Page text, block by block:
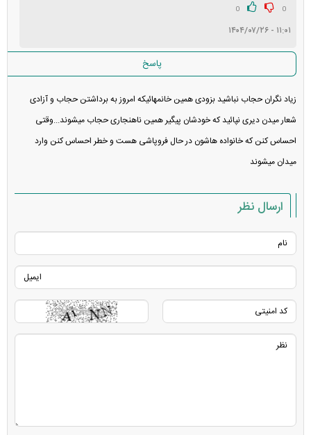
0
0
۱۱:۰۱ - ۱۴۰۴/۰۷/۲۶
پاسخ
زیاد نگران حجاب نباشید بزودی همین خانمهائیکه امروز به برداشتن حجاب و آزادی
شعار میدن دیری نپائید که خودشان پیگیر همین ناهنجاری حجاب میشوند...وقتی
احساس کنن که خانواده هاشون در حال فروپاشی هست و خطر احساس کنن وارد
میدان میشوند
ارسال نظر